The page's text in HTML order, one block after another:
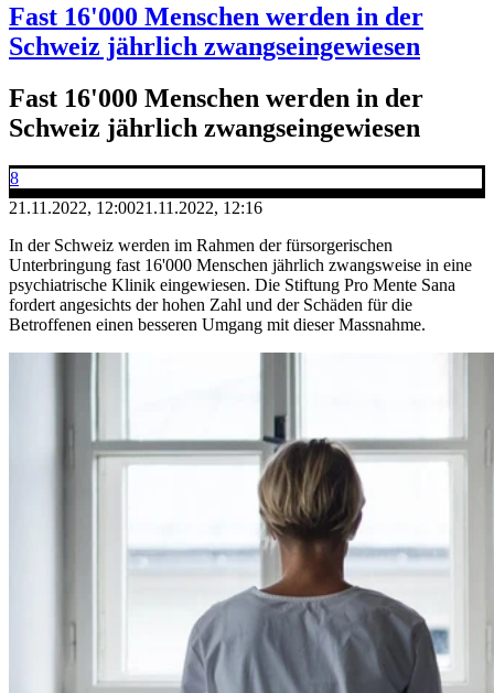
Fast 16'000 Menschen werden in der
Schweiz jährlich zwangseingewiesen
Fast 16'000 Menschen werden in der
Schweiz jährlich zwangseingewiesen
8
21.11.2022, 12:0021.11.2022, 12:16
In der Schweiz werden im Rahmen der fürsorgerischen
Unterbringung fast 16'000 Menschen jährlich zwangsweise in eine
psychiatrische Klinik eingewiesen. Die Stiftung Pro Mente Sana
fordert angesichts der hohen Zahl und der Schäden für die
Betroffenen einen besseren Umgang mit dieser Massnahme.